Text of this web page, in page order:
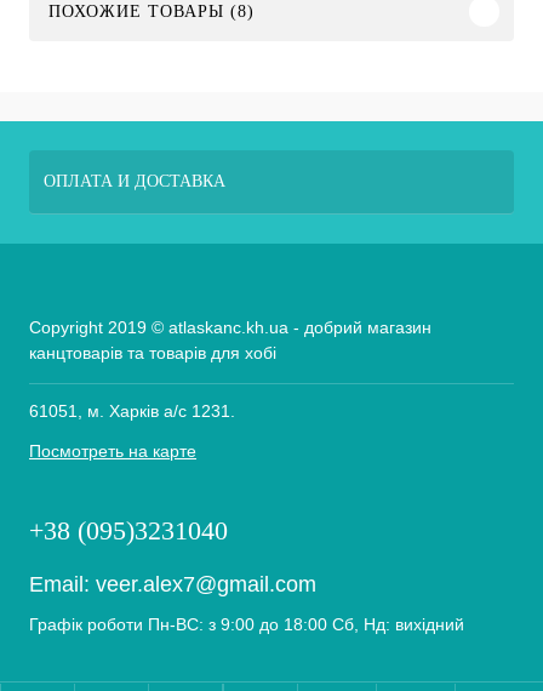
ПОХОЖИЕ ТОВАРЫ (8)
ОПЛАТА И ДОСТАВКА
Copyright 2019 © atlaskanc.kh.ua - добрий магазин
канцтоварів та товарів для хобі
61051, м. Харків а/с 1231.
Посмотреть на карте
+38 (095)3231040
Email: veer.alex7@gmail.com
Графік роботи Пн-ВС: з 9:00 до 18:00 Сб, Нд: вихідний